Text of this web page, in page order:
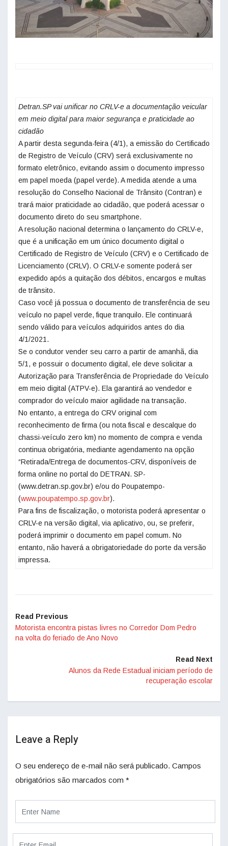
Detran.SP vai unificar no CRLV-e a documentação veicular
em meio digital para maior segurança e praticidade ao
cidadão
A partir desta segunda-feira (4/1), a emissão do Certificado
de Registro de Veículo (CRV) será exclusivamente no
formato eletrônico, evitando assim o documento impresso
em papel moeda (papel verde). A medida atende a uma
resolução do Conselho Nacional de Trânsito (Contran) e
trará maior praticidade ao cidadão, que poderá acessar o
documento direto do seu smartphone.
A resolução nacional determina o lançamento do CRLV-e,
que é a unificação em um único documento digital o
Certificado de Registro de Veículo (CRV) e o Certificado de
Licenciamento (CRLV). O CRLV-e somente poderá ser
expedido após a quitação dos débitos, encargos e multas
de trânsito.
Caso você já possua o documento de transferência de seu
veículo no papel verde, fique tranquilo. Ele continuará
sendo válido para veículos adquiridos antes do dia
4/1/2021.
Se o condutor vender seu carro a partir de amanhã, dia
5/1, e possuir o documento digital, ele deve solicitar a
Autorização para Transferência de Propriedade do Veículo
em meio digital (ATPV-e). Ela garantirá ao vendedor e
comprador do veículo maior agilidade na transação.
No entanto, a entrega do CRV original com
reconhecimento de firma (ou nota fiscal e descalque do
chassi-veículo zero km) no momento de compra e venda
continua obrigatória, mediante agendamento na opção
“Retirada/Entrega de documentos-CRV, disponíveis de
forma online no portal do DETRAN. SP-
(www.detran.sp.gov.br) e/ou do Poupatempo-
(www.poupatempo.sp.gov.br).
Para fins de fiscalização, o motorista poderá apresentar o
CRLV-e na versão digital, via aplicativo, ou, se preferir,
poderá imprimir o documento em papel comum. No
entanto, não haverá a obrigatoriedade do porte da versão
impressa.
Read Previous
Motorista encontra pistas livres no Corredor Dom Pedro
na volta do feriado de Ano Novo
Read Next
Alunos da Rede Estadual iniciam período de
recuperação escolar
Leave a Reply
O seu endereço de e-mail não será publicado. Campos
obrigatórios são marcados com *